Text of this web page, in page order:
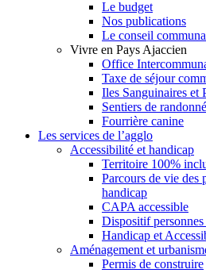
Le budget
Nos publications
Le conseil
Vivre en Pays Ajaccien
Office
Taxe de séjour
Iles Sanguinaires et
Sentiers de
Fourrière canine
Les services de l’agglo
Accessibilité et handicap
Territoire 100%
Parcours de vie des
handicap
CAPA accessible
Dispositif personnes
Handicap et
Aménagement et
Permis de construire